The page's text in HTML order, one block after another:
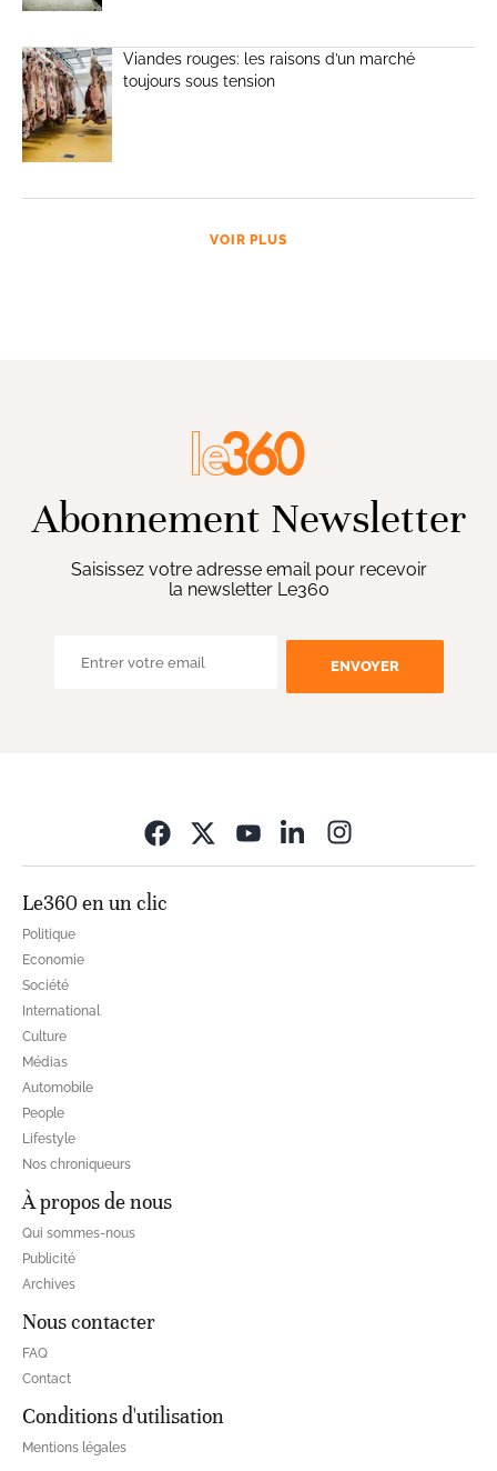
Viandes rouges: les raisons d’un marché
toujours sous tension
VOIR PLUS
Abonnement Newsletter
Saisissez votre adresse email pour recevoir
la newsletter Le360
ENVOYER
Le360 en un clic
Politique
Economie
Société
International
Culture
Médias
Automobile
People
Lifestyle
Nos chroniqueurs
À propos de nous
Qui sommes-nous
Publicité
Archives
Nous contacter
FAQ
Contact
Conditions d'utilisation
Mentions légales